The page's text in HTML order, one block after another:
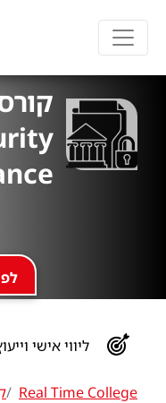
ליווי אישי
Real Time College